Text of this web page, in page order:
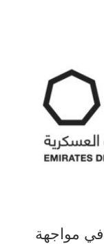
مواجهة